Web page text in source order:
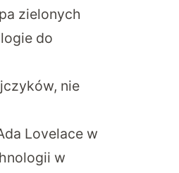
zielonych
do
nie
Lovelace w
w